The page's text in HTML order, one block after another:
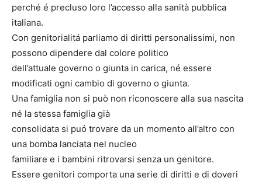
perché é precluso loro l’accesso alla sanità pubblica
italiana.
Con genitorialitá parliamo di diritti personalissimi, non
possono dipendere dal colore politico
dell’attuale governo o giunta in carica, né essere
modificati ogni cambio di governo o giunta.
Una famiglia non si può non riconoscere alla sua nascita
né la stessa famiglia già
consolidata si puó trovare da un momento all’altro con
una bomba lanciata nel nucleo
familiare e i bambini ritrovarsi senza un genitore.
Essere genitori comporta una serie di diritti e di doveri